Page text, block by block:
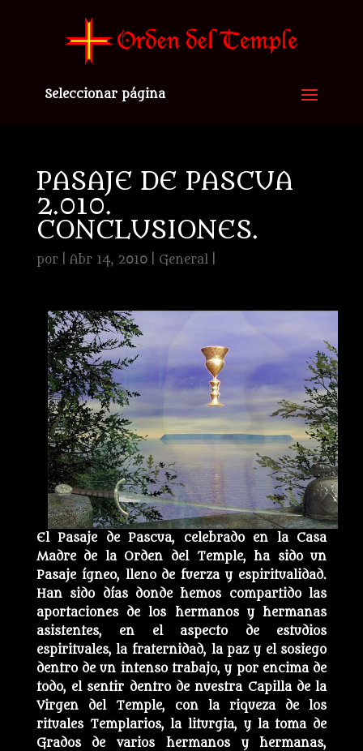
Seleccionar página
PASAJE DE PASCUA
2.010.
CONCLUSIONES.
por Abr 14, 2010| General|
El Pasaje de Pascua, celebrado en la Casa
Madre de la Orden del Temple, ha sido un
Pasaje ígneo, lleno de fuerza y espiritualidad.
Han sido días donde hemos compartido las
aportaciones de los hermanos y hermanas
asistentes, en el aspecto de estudios
espirituales, la fraternidad, la paz y el sosiego
dentro de un intenso trabajo, y por encima de
todo, el sentir dentro de nuestra Capilla de la
Virgen del Temple, con la riqueza de los
rituales Templarios, la liturgia, y la toma de
Grados de varios hermanos y hermanas,